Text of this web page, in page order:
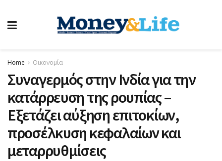
Home Οικονομία
Συναγερμός στην Ινδία για την
κατάρρευση της ρουπίας –
Eξετάζει αύξηση επιτοκίων,
προσέλκυση κεφαλαίων και
μεταρρυθμίσεις